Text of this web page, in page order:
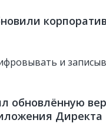
и
обновлённую
Директа